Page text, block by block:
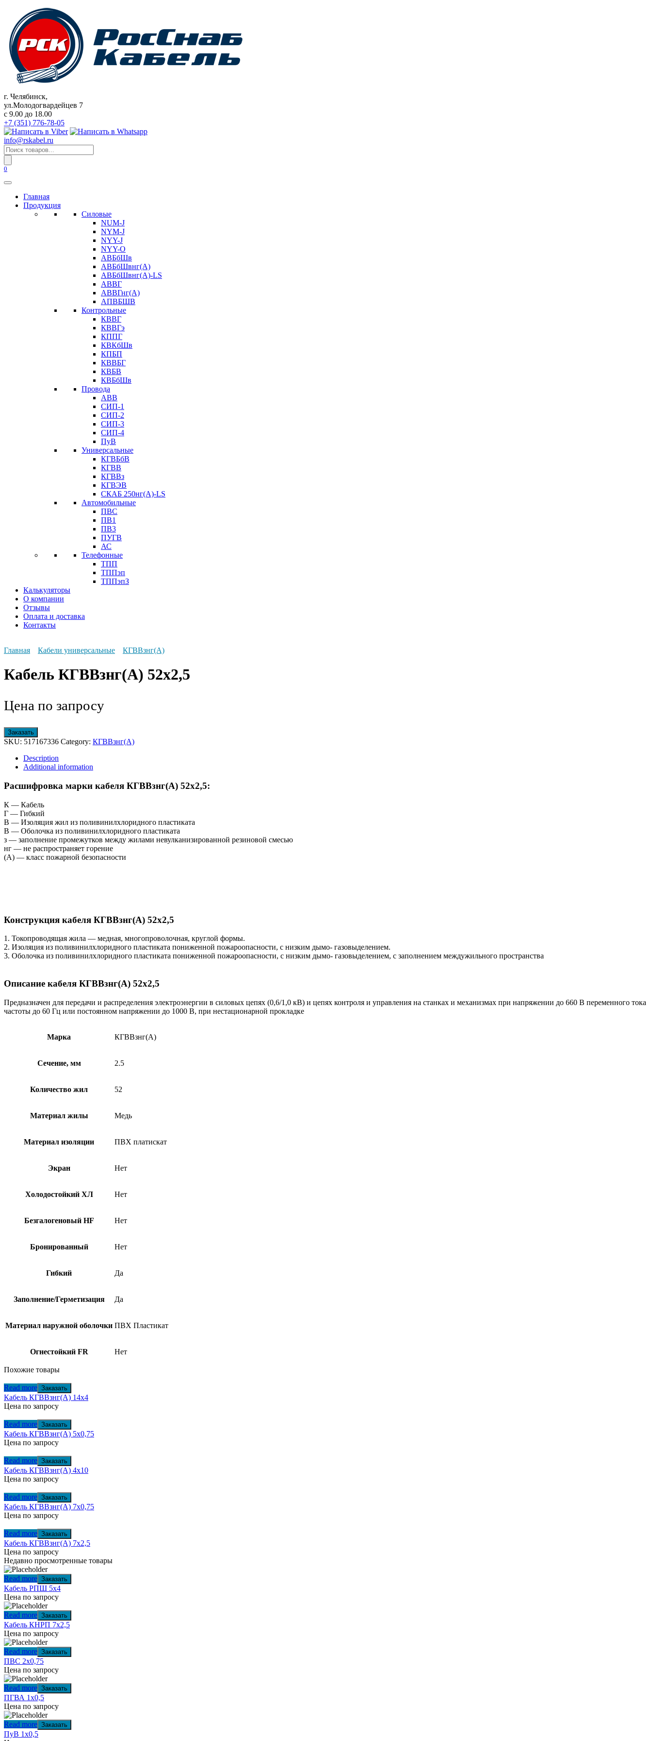
содержанию
г. Челябинск,
ул.Молодогвардейцев 7
c 9.00 до 18.00
+7 (351) 776-78-05
info@rskabel.ru
Поиск
товаров
0
Главная
Продукция
Силовые
NUM-J
NYM-J
NYY-J
NYY-O
АВБбШв
АВБбШвнг(А)
АВБбШвнг(А)-LS
АВВГ
АВВГнг(А)
АПВБШВ
Контрольные
КВВГ
КВВГэ
КППГ
КВКбШв
КПБП
КВВБГ
КВБВ
КВБбШв
Провода
АВВ
СИП-1
СИП-2
СИП-3
СИП-4
ПуВ
Универсальные
КГВБбВ
КГВВ
КГВВз
КГВЭВ
СКАБ 250нг(А)-LS
Автомобильные
ПВС
ПВ1
ПВ3
ПУГВ
АС
Телефонные
ТПП
ТППэп
ТППэпЗ
Калькуляторы
О компании
Отзывы
Оплата и доставка
Контакты
Главная Кабели универсальные КГВВзнг(А)
Кабель КГВВзнг(А) 52х2,5
Цена по запросу
Заказать
SKU: 517167336 Category: КГВВзнг(А)
Description
Additional information
Расшифровка марки кабеля КГВВзнг(А) 52х2,5:
К — Кабель
Г — Гибкий
В — Изоляция жил из поливинилхлоридного пластиката
В — Оболочка из поливинилхлоридного пластиката
з — заполнение промежутков между жилами невулканизированной резиновой смесью
нг — не распространяет горение
(А) — класс пожарной безопасности
Конструкция кабеля КГВВзнг(А) 52х2,5
1. Токопроводящая жила — медная, многопроволочная, круглой формы.
2. Изоляция из поливинилхлоридного пластиката пониженной пожароопасности, с низким дымо- газовыделением.
3. Оболочка из поливинилхлоридного пластиката пониженной пожароопасности, с низким дымо- газовыделением, с заполнением междужильного пространства
Описание кабеля КГВВзнг(А) 52х2,5
Предназначен для передачи и распределения электроэнергии в силовых цепях (0,6/1,0 кВ) и цепях контроля и управления на станках и механизмах при напряжении до 660 В переменного тока
частоты до 60 Гц или постоянном напряжении до 1000 В, при нестационарной прокладке
Марка КГВВзнг(А)
Сечение, мм 2.5
Количество жил 52
Материал жилы Медь
Материал изоляции ПВХ платискат
Экран Нет
Холодостойкий ХЛ Нет
Безгалогеновый HF Нет
Бронированный Нет
Гибкий Да
Заполнение/Герметизация Да
Материал наружной оболочки ПВХ Пластикат
Огнестойкий FR Нет
Похожие товары
Read more Заказать
Кабель КГВВзнг(А) 14х4
Цена по запросу
Read more Заказать
Кабель КГВВзнг(А) 5х0,75
Цена по запросу
Read more Заказать
Кабель КГВВзнг(А) 4х10
Цена по запросу
Read more Заказать
Кабель КГВВзнг(А) 7х0,75
Цена по запросу
Read more Заказать
Кабель КГВВзнг(А) 7х2,5
Цена по запросу
Недавно просмотренные товары
Read more Заказать
Кабель РПШ 5х4
Цена по запросу
Read more Заказать
Кабель КНРП 7х2,5
Цена по запросу
Read more Заказать
ПВС 2х0,75
Цена по запросу
Read more Заказать
ПГВА 1х0,5
Цена по запросу
Read more Заказать
ПуВ 1х0,5